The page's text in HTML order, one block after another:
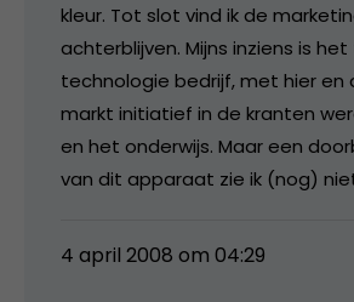
kleur. Tot slot vind ik de
achterblijven. Mijns inziens is
technologie bedrijf, met hier en
markt initiatief in de kranten
en het onderwijs. Maar een
van dit apparaat zie ik (nog)
4 april 2008 om 04:29